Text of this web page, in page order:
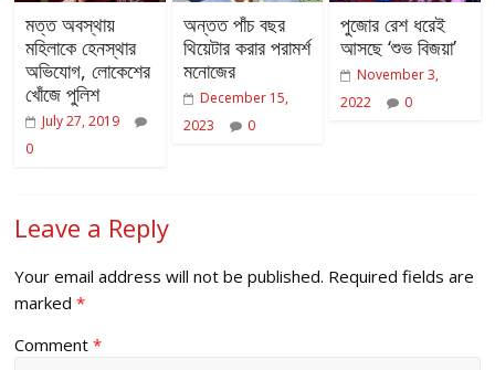
মত্ত অবস্থায়
মহিলাকে হেনস্থার
অভিযোগ, লোকেশের
খোঁজে পুলিশ
July 27, 2019
0
অন্তত পাঁচ বছর
থিয়েটার করার পরামর্শ
মনোজের
December 15,
2023
0
পুজোর রেশ ধরেই
আসছে ‘শুভ বিজয়া’
November 3,
2022
0
Leave a Reply
Your email address will not be published. Required fields are
marked*
Comment*